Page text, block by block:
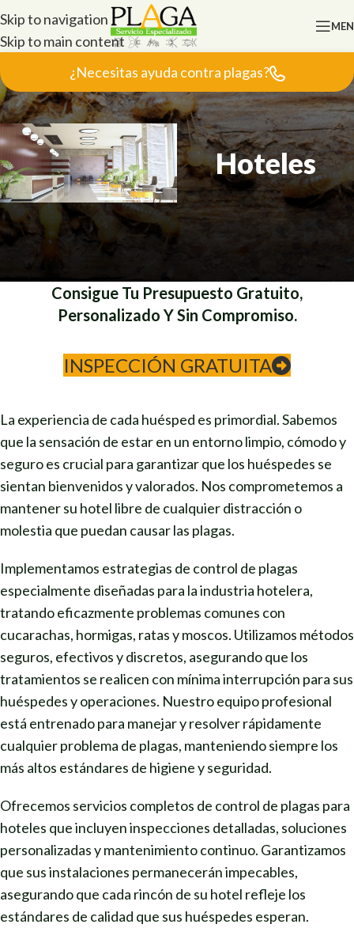
Skip to navigation
Skip to main content
¿Necesitas ayuda contra plagas?
Hoteles
Consigue Tu Presupuesto Gratuito,
Personalizado Y Sin Compromiso.
INSPECCIÓN GRATUITA
La experiencia de cada huésped es primordial. Sabemos
que la sensación de estar en un entorno limpio, cómodo y
seguro es crucial para garantizar que los huéspedes se
sientan bienvenidos y valorados. Nos comprometemos a
mantener su hotel libre de cualquier distracción o
molestia que puedan causar las plagas.
Implementamos estrategias de control de plagas
especialmente diseñadas para la industria hotelera,
tratando eficazmente problemas comunes con
cucarachas, hormigas, ratas y moscos. Utilizamos métodos
seguros, efectivos y discretos, asegurando que los
tratamientos se realicen con mínima interrupción para sus
huéspedes y operaciones. Nuestro equipo profesional
está entrenado para manejar y resolver rápidamente
cualquier problema de plagas, manteniendo siempre los
más altos estándares de higiene y seguridad.
Ofrecemos servicios completos de control de plagas para
hoteles que incluyen inspecciones detalladas, soluciones
personalizadas y mantenimiento continuo. Garantizamos
que sus instalaciones permanecerán impecables,
asegurando que cada rincón de su hotel refleje los
estándares de calidad que sus huéspedes esperan.